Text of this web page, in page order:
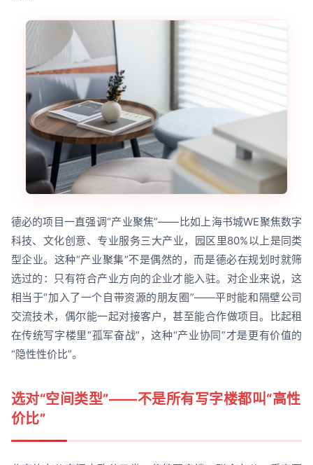
德必的项目一直强调“产业聚焦”——比如上海书城WE聚焦数字
科技、文化创意、专业服务三大产业，园区里80%以上是同类
型企业。这种“产业聚集”不是偶然的，而是德必在规划时就筛
选过的：只有符合产业方向的企业才能入驻。对企业来说，这
相当于“加入了一个自带资源的朋友圈”——平时能和隔壁公司
交流技术，偶尔能一起对接客户，甚至能合作做项目。比起租
在传统写字楼里“孤军奋战”，这种“产业协同”才是更有价值的
“隐性性价比”。
选对“空间类型”——不是所有写字楼都叫“高性
价比”